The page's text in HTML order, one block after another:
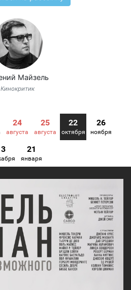
Майзель
Кинокритик
24
августа
25
августа
22
октября
26
ноября
3 21
января